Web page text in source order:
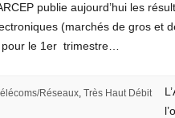
publie aujourd’hui les
(marchés de gros et
le 1er trimestre…
Réseaux, Très Haut Débit